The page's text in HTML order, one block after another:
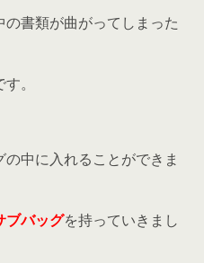
書類が曲がってしまった
す。
中に入れることができま
ブバッグを持っていきまし